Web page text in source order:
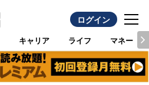
ログイン
キャリア ライフ マネー